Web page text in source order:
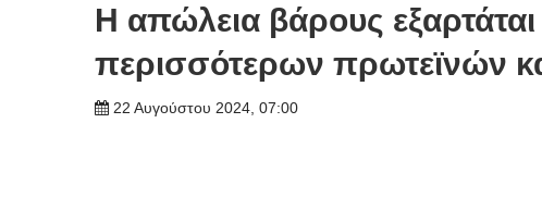
Η απώλεια βάρους
περισσότερων πρωτεϊνών
22 Αυγούστου 2024, 07:00